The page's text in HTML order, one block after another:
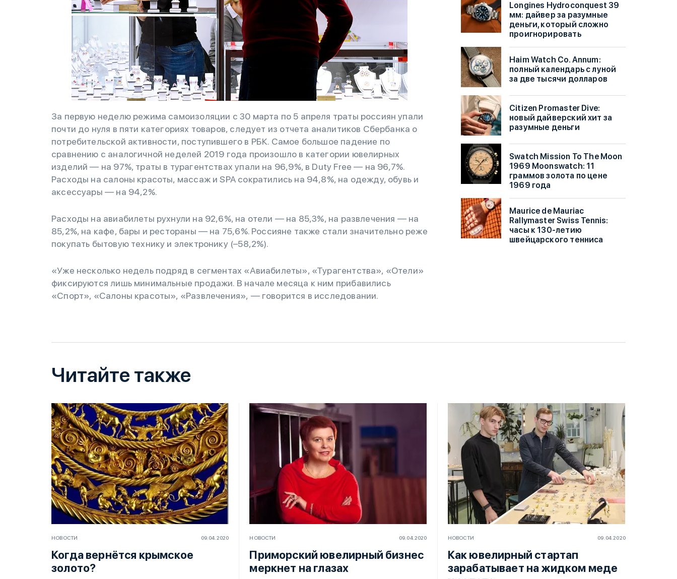
За первую неделю режима самоизоляции с 30 марта по 5 апреля траты россиян упали
почти до нуля в пяти категориях товаров, следует из отчета аналитиков Сбербанка о
потребительской активности, поступившего в РБК. Самое большое падение по
сравнению с аналогичной неделей 2019 года произошло в категории ювелирных
изделий — на 97%, траты в турагентствах упали на 96,9%, в Duty Free — на 96,7%.
Расходы на салоны красоты, массаж и SPA сократились на 94,8%, на одежду, обувь и
аксессуары — на 94,2%.
Расходы на авиабилеты рухнули на 92,6%, на отели — на 85,3%, на развлечения — на
85,2%, на кафе, бары и рестораны — на 75,6%. Россияне также стали значительно реже
покупать бытовую технику и электронику (–58,2%).
«Уже несколько недель подряд в сегментах «Авиабилеты», «Турагентства», «Отели»
фиксируются лишь минимальные продажи. В начале месяца к ним прибавились
«Спорт», «Салоны красоты», «Развлечения», — говорится в исследовании.
Longines Hydroconquest 39
мм: дайвер за разумные
деньги, который сложно
проигнорировать
Haim Watch Co. Annum:
полный календарь с луной
за две тысячи долларов
Citizen Promaster Dive:
новый дайверский хит за
разумные деньги
Swatch Mission To The Moon
1969 Moonswatch: 11
граммов золота по цене
1969 года
Maurice de Mauriac
Rallymaster Swiss Tennis:
часы к 130-летию
швейцарского тенниса
Читайте также
НОВОСТИ 09.04.2020
Когда вернётся крымское
золото?
НОВОСТИ 09.04.2020
Приморский ювелирный бизнес
меркнет на глазах
НОВОСТИ 09.04.2020
Как ювелирный стартап
зарабатывает на жидком меде